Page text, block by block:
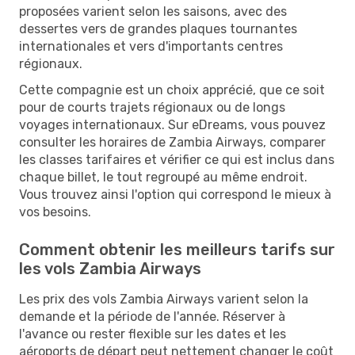
proposées varient selon les saisons, avec des
dessertes vers de grandes plaques tournantes
internationales et vers d'importants centres
régionaux.
Cette compagnie est un choix apprécié, que ce soit
pour de courts trajets régionaux ou de longs
voyages internationaux. Sur eDreams, vous pouvez
consulter les horaires de Zambia Airways, comparer
les classes tarifaires et vérifier ce qui est inclus dans
chaque billet, le tout regroupé au même endroit.
Vous trouvez ainsi l'option qui correspond le mieux à
vos besoins.
Comment obtenir les meilleurs tarifs sur
les vols Zambia Airways
Les prix des vols Zambia Airways varient selon la
demande et la période de l'année. Réserver à
l'avance ou rester flexible sur les dates et les
aéroports de départ peut nettement changer le coût